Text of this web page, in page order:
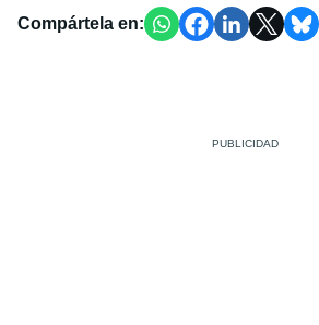
Compártela en: